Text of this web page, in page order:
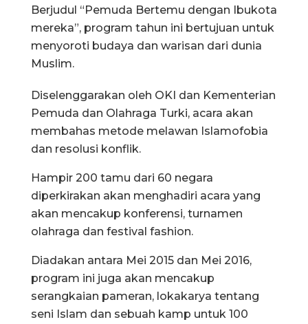
Berjudul “Pemuda Bertemu dengan Ibukota
mereka”, program tahun ini bertujuan untuk
menyoroti budaya dan warisan dari dunia
Muslim.
Diselenggarakan oleh OKI dan Kementerian
Pemuda dan Olahraga Turki, acara akan
membahas metode melawan Islamofobia
dan resolusi konflik.
Hampir 200 tamu dari 60 negara
diperkirakan akan menghadiri acara yang
akan mencakup konferensi, turnamen
olahraga dan festival fashion.
Diadakan antara Mei 2015 dan Mei 2016,
program ini juga akan mencakup
serangkaian pameran, lokakarya tentang
seni Islam dan sebuah kamp untuk 100